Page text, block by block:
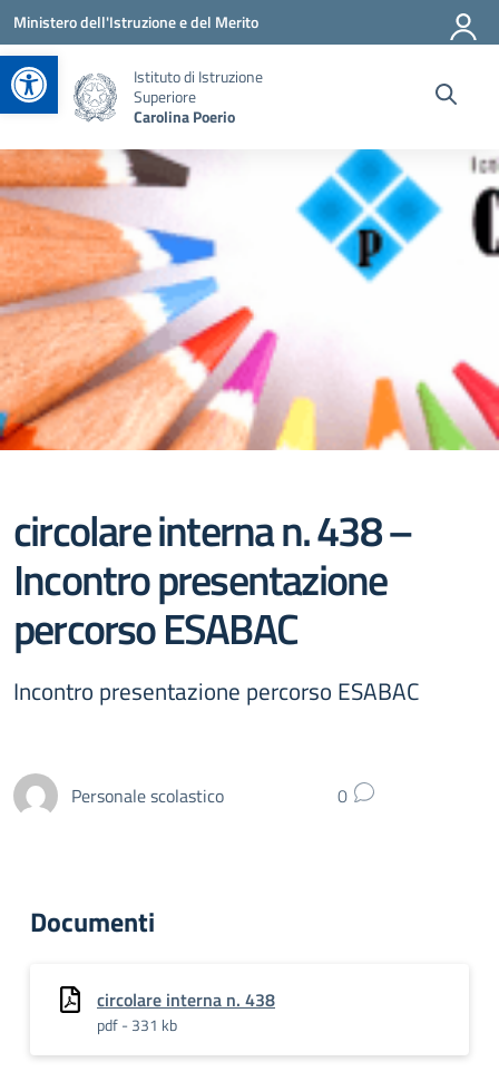
Apri la barra degli strumenti
Vai ai contenuti
Vai al menu di navigazione
Vai al footer
Ministero dell'Istruzione e del Merito
Istituto di Istruzione
Superiore
Carolina Poerio
circolare interna n. 438 –
Incontro presentazione
percorso ESABAC
Incontro presentazione percorso ESABAC
Personale scolastico 0
Documenti
circolare interna n. 438
pdf - 331 kb